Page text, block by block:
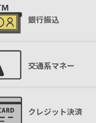
銀行振込
交通系マネー
クレジット決済